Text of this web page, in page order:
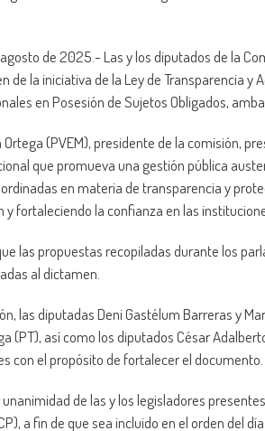
de 2025.- Las y los diputados de la
de la iniciativa de la Ley de Transparencia y
en Posesión de Sujetos Obligados,
(PVEM), presidente de la comisión,
que promueva una gestión pública
en materia de transparencia y
fortaleciendo la confianza en las
las propuestas recopiladas durante los
al dictamen.
las diputadas Deni Gastélum Barreras y
(PT), así como los diputados César
con el propósito de fortalecer el documento.
de las y los legisladores
a fin de que sea incluido en el orden del